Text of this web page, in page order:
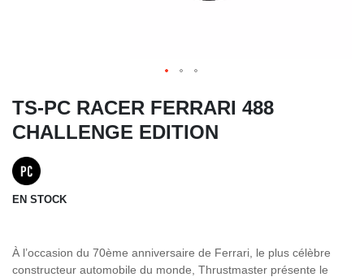
TS-PC RACER FERRARI 488
CHALLENGE EDITION
EN STOCK
À l’occasion du 70ème anniversaire de Ferrari, le plus célèbre
constructeur automobile du monde, Thrustmaster présente le